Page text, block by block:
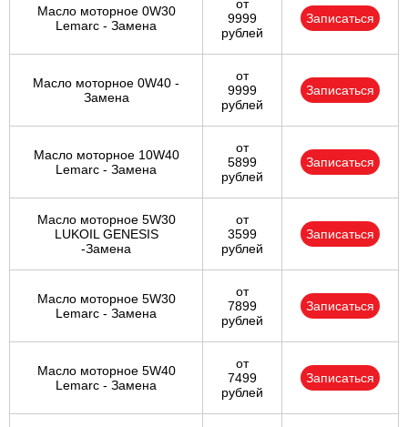
Масло моторное 0W30
Lemarc - Замена
от
9999
рублей
Записаться
Масло моторное 0W40 -
Замена
от
9999
рублей
Записаться
Масло моторное 10W40
Lemarc - Замена
от
5899
рублей
Записаться
Масло моторное 5W30
LUKOIL GENESIS
-Замена
от
3599
рублей
Записаться
Масло моторное 5W30
Lemarc - Замена
от
7899
рублей
Записаться
Масло моторное 5W40
Lemarc - Замена
от
7499
рублей
Записаться